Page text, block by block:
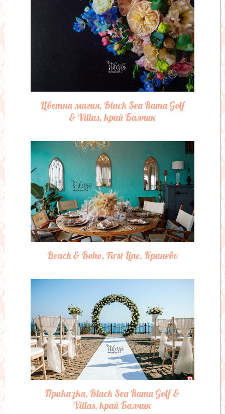
Цветна магия, Black Sea Rama Golf
& Villas, край Балчик
Beach & Boho, First Line, Кранево
Приказка, Black Sea Rama Golf &
Villas, край Балчик